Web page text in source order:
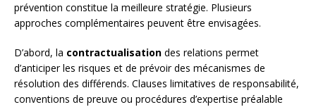
prévention constitue la meilleure stratégie. Plusieurs
approches complémentaires peuvent être envisagées.
D’abord, la contractualisation des relations permet
d’anticiper les risques et de prévoir des mécanismes de
résolution des différends. Clauses limitatives de responsabilité,
conventions de preuve ou procédures d’expertise préalable